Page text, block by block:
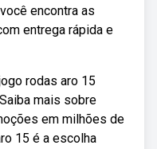
encontra as
entrega rápida e
rodas aro 15
mais sobre
em milhões de
15 é a escolha